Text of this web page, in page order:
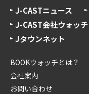
J-CASTニュース
J-CAST会社ウォッチ
Jタウンネット
BOOKウォッチとは？
会社案内
お問い合わせ